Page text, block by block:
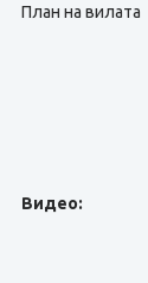
План на вилата
Видео: